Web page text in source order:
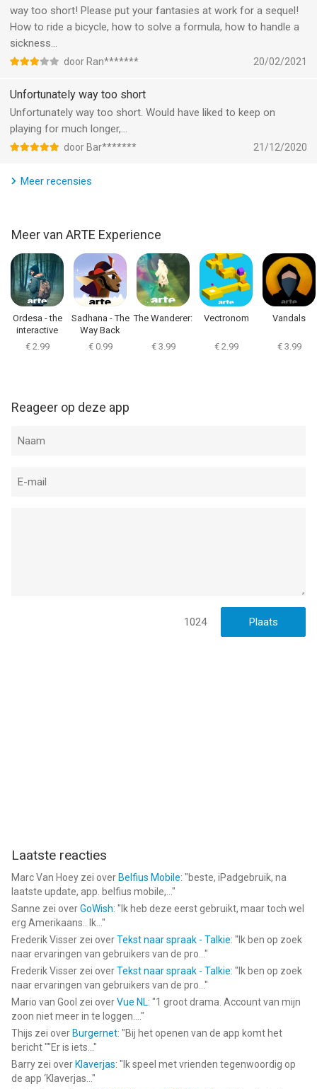
way too short! Please put your fantasies at work for a sequel!
How to ride a bicycle, how to solve a formula, how to handle a
sickness...
door Ran******* 20/02/2021
Unfortunately way too short
Unfortunately way too short. Would have liked to keep on
playing for much longer,...
door Bar******* 21/12/2020
Meer recensies
Meer van ARTE Experience
Ordesa - the
interactive
movie
€ 2.99
Sadhana - The
Way Back
€ 0.99
The Wanderer:
€ 3.99
Vectronom
€ 2.99
Vandals
€ 3.99
Reageer op deze app
1024
Laatste reacties
Marc Van Hoey zei over Belfius Mobile: "beste, iPadgebruik, na
laatste update, app. belfius mobile,... "
Sanne zei overGoWish: " Ik heb deze eerst gebruikt, maar toch wel
erg Amerikaans.. Ik... "
Frederik Visser zei overTekst naar spraak - Talkie: " Ik ben op zoek
naar ervaringen van gebruikers van de pro... "
Frederik Visser zei overTekst naar spraak - Talkie: " Ik ben op zoek
naar ervaringen van gebruikers van de pro... "
Mario van Gool zei overVue NL: "1 groot drama. Account van mijn
zoon niet meer in te loggen.... "
Thijs zei over Burgernet: "Bij het openen van de app komt het
bericht ""Er is iets... "
Barry zei over Klaverjas: " Ik speel met vrienden tegenwoordig op
de app ‘Klaverjas... "